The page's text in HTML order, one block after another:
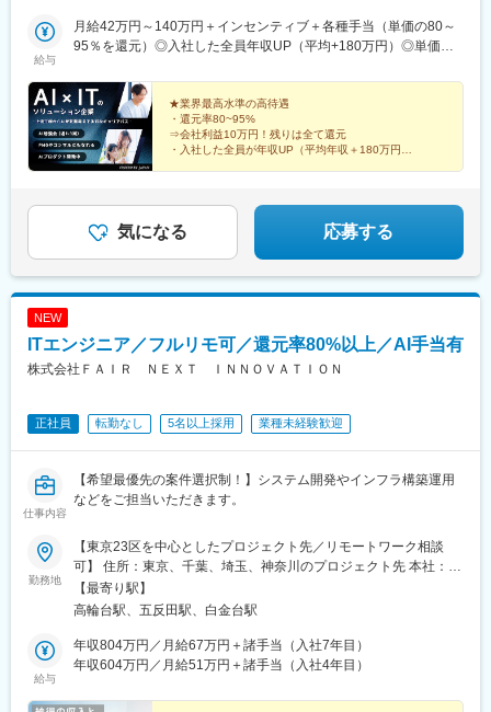
ン駅、初富駅、本八幡駅(都営線)、新津田沼駅、京成千葉駅、京成
船橋駅、逸見駅、金沢八景駅(京急線)、綱島駅、高島町駅、和田塚
駅、西葛西駅、北品川駅、汐留駅、溜池山王駅、外苑前駅、白金
台駅、六本木一丁目駅、西日暮里駅、原宿駅、神泉駅、西早稲田
駅、新宿駅(東京メトロ)、二重橋前駅、岩本町駅、淡路町駅、青井
駅、牛田駅(東京都)、稲荷町駅(東京都)、蓮沼駅、平和島駅、布田
駅、京王八王子駅、東池袋駅、住吉駅(東京都)、不動前駅、立川北
神南駅、呉服町駅(福岡県)、西一宮駅、近鉄八田駅、車道駅、熱田
神宮西駅、白鷺駅、滝井駅、長堀橋駅、なんば駅(南海線)、北浜駅
(大阪府)、天王寺駅前駅、大阪駅、ＪＲ難波駅、河内永和駅、資生
駅、新宿三丁目駅、京橋駅(東京都)、末広町駅(東京都)、京成関屋
駅、京成上野駅、大森海岸駅、都電雑司ケ谷駅、立川南駅、第一
に入れています。※現在、全国5拠点（東京・横浜・大阪・名古
屋・福岡）【本社】東京都千代田区岩本町2-11-9 IT2 5階【横浜支
大阪府大阪市北区梅田1-1-3 大阪駅前第3ビル29階【名古屋支社】
愛知県名古屋市中村区名駅3-4-10 アルティメイト名駅1st2階【福
岡支社】福岡県福岡市中央区天神4-6-28 天神ファーストビル7階
給与
月給42万円～140万円＋インセンティブ＋各種手当（単価の80～
95％を還元）◎入社した全員年収UP（平均+180万円）◎単価連
収640万円※スキル・経験・能力を考慮して決定します※固定残業
代（30時間分／93,750円～304,688円）を含む、超過分は別途支
給---------------★案件情報は全公開★案件の単価・契約内容・商
流・契約期間・評価制度も“全公開”しています。透明度の高い環境
で自由に案件を選ぶことができます！案件単価60万円 ⇒ 年収約
収約930万円---------------■社員の年収UP例◎570万円：25歳／
Java／経験1年（入社後＋180万円UP）◎640万円：28歳／C#／
経験3年（入社後＋185万円UP◎770万円：31歳／JavaScript／経
験5年（入社後＋190万円UP）◎830万円：34歳／Java／経験7年
（入社後＋210万円UP）
★業界最高水準の高待遇
・還元率80~95%
⇒会社利益10万円！残りは全て還元
・入社した全員が年収UP（平均年収＋180万円）
・日報／帰社日等の社内業務なし
・副業OK／長期休暇
気になる 応募する
NEW
ITエンジニア／フルリモ可／還元率80%以上／AI手当有
株式会社ＦＡＩＲ ＮＥＸＴ ＩＮＮＯＶＡＴＩＯＮ
正社員 転勤なし 5名以上採用 業種未経験歓迎
仕事内容
【希望最優先の案件選択制！】システム開発やインフラ構築運用
などをご担当いただきます。
勤務地
【東京23区を中心としたプロジェクト先／リモートワーク相談
可】 住所：東京、千葉、埼玉、神奈川のプロジェクト先 本社：東
京都品川区東五反田4-5-2 五反田NTビル9F勤務地最寄り駅：JR／
五反田駅 都営浅草線／高輪台駅※受動喫煙対策：
【最寄り駅】
高輪台駅、五反田駅、白金台駅
給与
年収804万円／月給67万円＋諸手当（入社7年目）
年収604万円／月給51万円＋諸手当（入社4年目）